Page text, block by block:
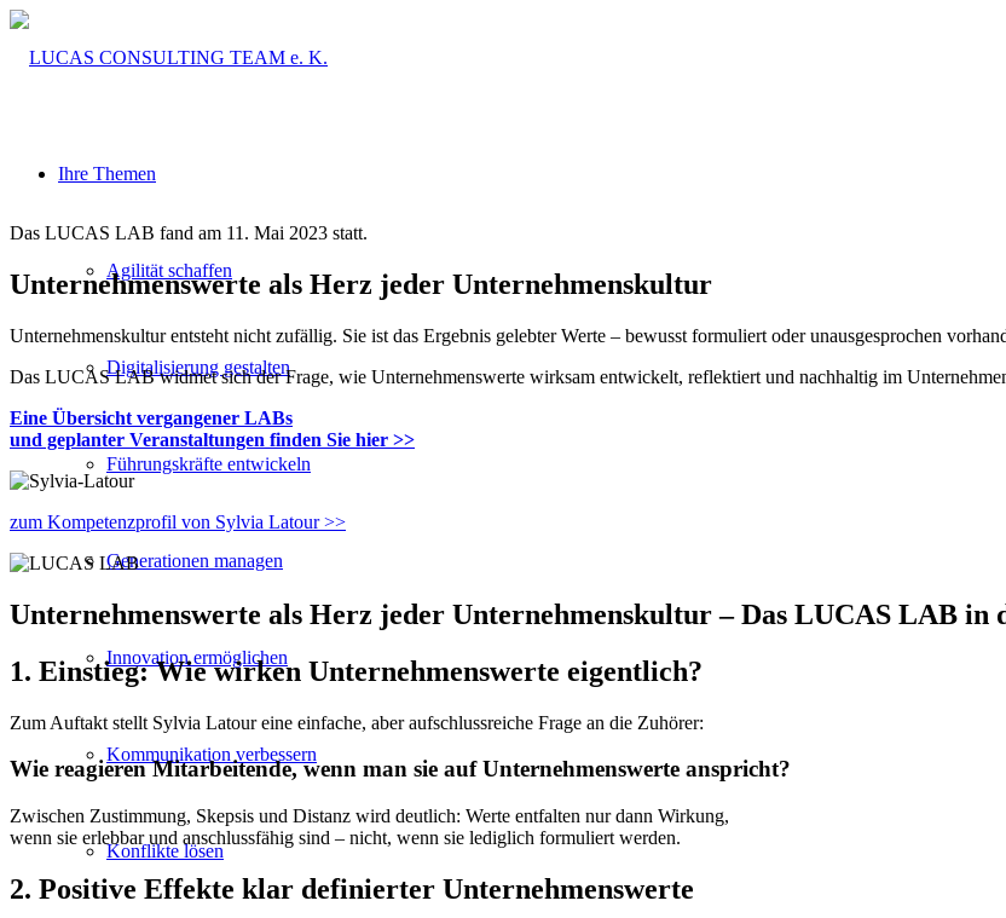
Ihre Themen
Agilität schaffen
Digitalisierung gestalten
Führungskräfte entwickeln
Generationen managen
Innovation ermöglichen
Kommunikation verbessern
Konflikte lösen
Das LUCAS LAB fand am 11. Mai 2023 statt.
Unternehmenswerte als Herz jeder Unter­nehmens­kultur
Unternehmenskultur entsteht nicht zufällig. Sie ist das Ergebnis gelebter Werte – bewusst formuliert oder unausgesprochen
Das LUCAS LAB widmet sich der Frage, wie Unternehmenswerte wirksam entwickelt, reflektiert und nachhaltig im
Eine Übersicht vergangener LABs
und geplanter Veranstaltungen finden Sie hier >>
zum Kompetenzprofil von Sylvia Latour >>
Unternehmenswerte als Herz jeder Unternehmenskultur – Das LUCAS LAB in
1. Einstieg: Wie wirken Unternehmenswerte eigentlich?
Zum Auftakt stellt Sylvia Latour eine einfache, aber aufschlussreiche Frage an die Zuhörer:
Wie reagieren Mitarbeitende, wenn man sie auf Unternehmenswerte anspricht?
Zwischen Zustimmung, Skepsis und Distanz wird deutlich: Werte entfalten nur dann Wirkung,
wenn sie erlebbar und anschlussfähig sind – nicht, wenn sie lediglich formuliert werden.
2. Positive Effekte klar definierter Unternehmenswerte